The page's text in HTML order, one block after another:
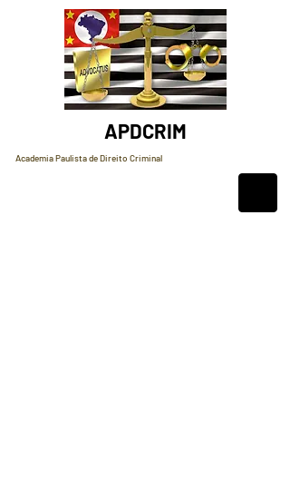
APDCRIM
Academia Paulista de Direito Criminal